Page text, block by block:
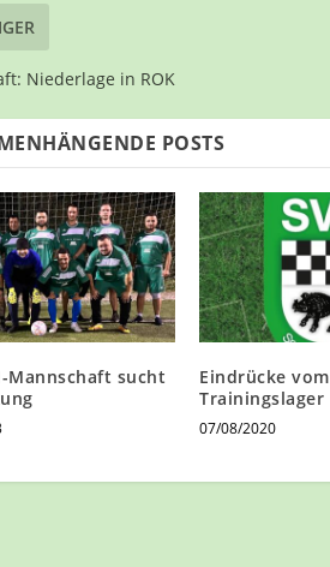
Niederlage in ROK
POSTS
Mannschaft sucht
Eindrücke vom
Trainingslager
07/08/2020